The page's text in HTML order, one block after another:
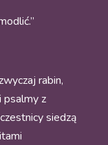
rabin,
psalmy z
siedzą